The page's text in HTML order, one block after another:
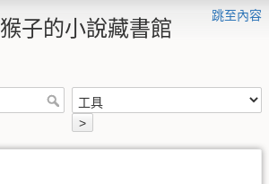
跳至內容
猴子的小說藏書館
>